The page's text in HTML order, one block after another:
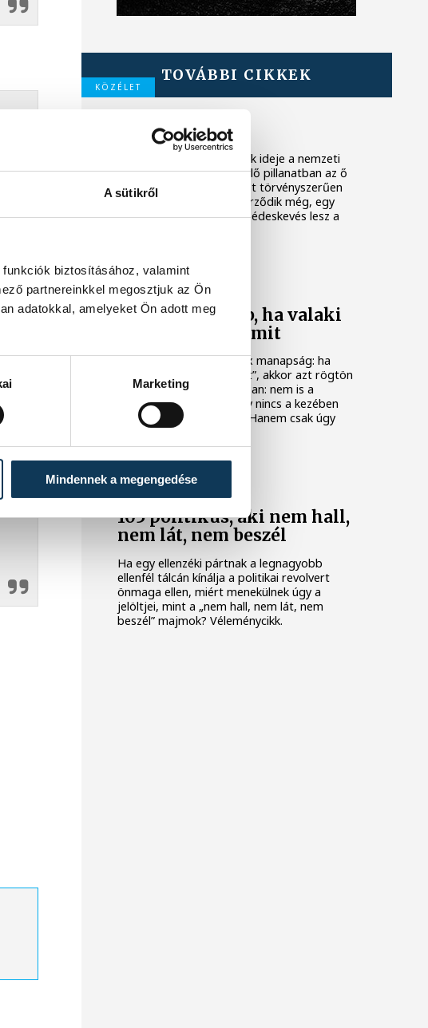
A sütikről
biztosításához, valamint
partnereinkkel megosztjuk az Ön
adatokkal, amelyeket Ön adott meg
Marketing
Mindennek a megengedése
TOVÁBBI CIKKEK
KÖZÉLET
Fél év
Ez most nem a politikusok ideje a nemzeti
konzervatív oldalon. A kellő pillanatban az ő
szerepük is eljön, de most törvényszerűen
elindult, még ha nem is érződik még, egy
olyan folyamat, ami ellen édeskevés lesz a
HÉTVEZÉR
Egyre feltűnőbb, ha valaki
nem csinál semmit
Van egy elég gyors reflex manapság: ha
valaki nem csinál „semmit”, akkor azt rögtön
észrevesszük. Pontosabban: nem is a
semmit, hanem azt, hogy nincs a kezében
telefon vagy bármi más. Hanem csak úgy
VÉLEMÉNYCIKK
105 politikus, aki nem hall,
nem lát, nem beszél
Ha egy ellenzéki pártnak a legnagyobb
ellenfél tálcán kínálja a politikai revolvert
önmaga ellen, miért menekülnek úgy a
jelöltjei, mint a „nem hall, nem lát, nem
beszél” majmok? Véleménycikk.